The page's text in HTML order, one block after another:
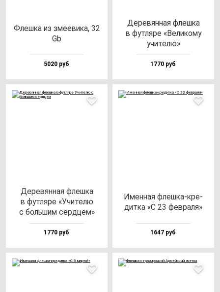
Флеш­ка из зме­еви­ка, 32
Gb
5020 руб
Дере­вян­ная флеш­ка
в фут­ля­ре «Вели­ко­му
учи­те­лю»
1770 руб
Дере­вян­ная флеш­ка
в фут­ля­ре «Учи­те­лю
с боль­шим сер­дцем»
1770 руб
Имен­ная флеш­ка-кре­
дит­ка «С 23 фев­ра­ля»
1647 руб